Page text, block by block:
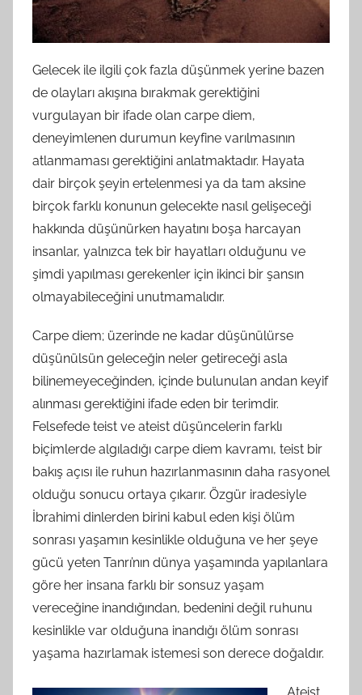
Gelecek ile ilgili çok fazla düşünmek yerine bazen
de olayları akışına bırakmak gerektiğini
vurgulayan bir ifade olan carpe diem,
deneyimlenen durumun keyfine varılmasının
atlanmaması gerektiğini anlatmaktadır. Hayata
dair birçok şeyin ertelenmesi ya da tam aksine
birçok farklı konunun gelecekte nasıl gelişeceği
hakkında düşünürken hayatını boşa harcayan
insanlar, yalnızca tek bir hayatları olduğunu ve
şimdi yapılması gerekenler için ikinci bir şansın
olmayabileceğini unutmamalıdır.
Carpe diem; üzerinde ne kadar düşünülürse
düşünülsün geleceğin neler getireceği asla
bilinemeyeceğinden, içinde bulunulan andan keyif
alınması gerektiğini ifade eden bir terimdir.
Felsefede teist ve ateist düşüncelerin farklı
biçimlerde algıladığı carpe diem kavramı, teist bir
bakış açısı ile ruhun hazırlanmasının daha rasyonel
olduğu sonucu ortaya çıkarır. Özgür iradesiyle
İbrahimi dinlerden birini kabul eden kişi ölüm
sonrası yaşamın kesinlikle olduğuna ve her şeye
gücü yeten Tanrı’nın dünya yaşamında yapılanlara
göre her insana farklı bir sonsuz yaşam
vereceğine inandığından, bedenini değil ruhunu
kesinlikle var olduğuna inandığı ölüm sonrası
yaşama hazırlamak istemesi son derece doğaldır.
Ateist